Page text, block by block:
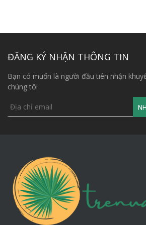
ĐĂNG KÝ NHẬN THÔNG TIN
Bạn có muốn là người đầu tiên nhận
chúng tôi